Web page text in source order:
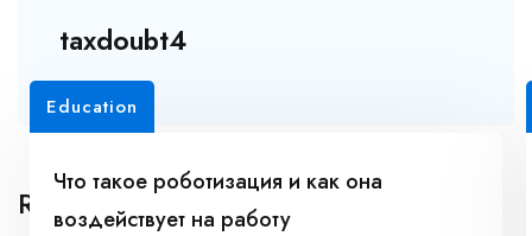
taxdoubt4
Related Posts
Education
Что такое роботизация и как она
воздействует на работу